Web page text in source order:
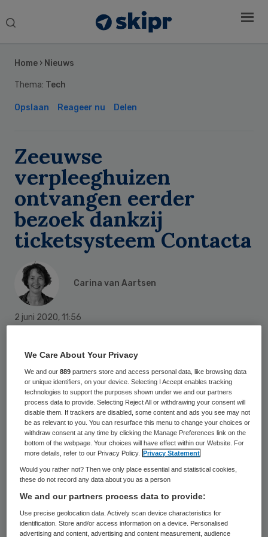
Search
Home › Nieuws
Thema: Tech
Opslaan Reageer nu Delen
Zeeuwse
verpleeghuizen
ontvangen eerder
bezoek dankzij
ticketsysteem Contacta
Carina van Aartsen
2 juni 2020, 11:56
Dankzij het ticketsysteem van
reclamebureau LMG, konden de vijftig
verpleeghuizenvan zorginstelling SVRZ
afgelopen donderdag al open voor bezoek
van familie. Dirk de Korne, stafdirecteur
zorg en welzijn, vertelt in de PZC dat
mensen ernaar snakken om hun dierbaren
weer te zien. “Vorige week
donderdagochtend waren er voor de
komende weken al duizend bezoeken
Sidebar
We Care About Your Privacy
We and our889 partners store and access personal data, like browsing data
or unique identifiers, on your device. Selecting I Accept enables tracking
technologies to support the purposes shown under we and our partners
process data to provide. Selecting Reject All or withdrawing your consent will
disable them. If trackers are disabled, some content and ads you see may not
be as relevant to you. You can resurface this menu to change your choices or
withdraw consent at any time by clicking the Manage Preferences link on the
bottom of the webpage. Your choices will have effect within our Website. For
more details, refer to our Privacy Policy.
Privacy Statement
Would you rather not? Then we only place essential and statistical cookies,
these do not record any data about you as a person
We and our partners process data to provide:
Use precise geolocation data. Actively scan device characteristics for
identification. Store and/or access information on a device. Personalised
advertising and content, advertising and content measurement, audience